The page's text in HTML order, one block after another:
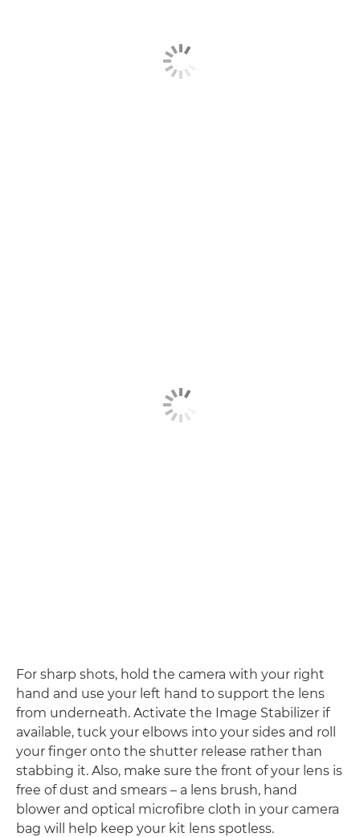
For sharp shots, hold the camera with your right
hand and use your left hand to support the lens
from underneath. Activate the Image Stabilizer if
available, tuck your elbows into your sides and roll
your finger onto the shutter release rather than
stabbing it. Also, make sure the front of your lens is
free of dust and smears – a lens brush, hand
blower and optical microfibre cloth in your camera
bag will help keep your kit lens spotless.